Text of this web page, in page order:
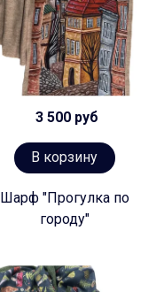
3 500 руб
В корзину
Шарф "Прогулка по
городу"